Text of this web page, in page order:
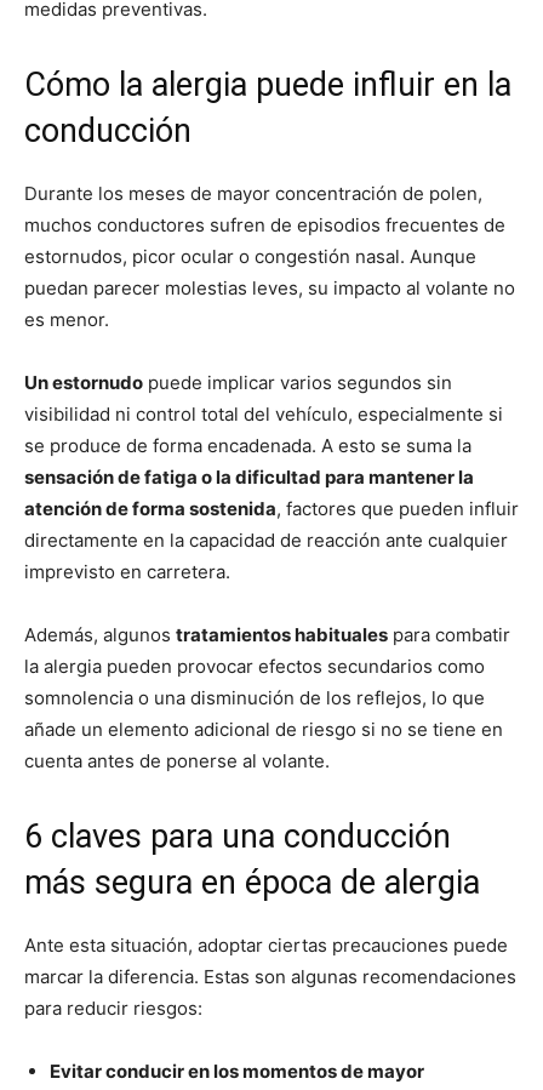
medidas preventivas.
Cómo la alergia puede influir en la
conducción
Durante los meses de mayor concentración de polen,
muchos conductores sufren de episodios frecuentes de
estornudos, picor ocular o congestión nasal. Aunque
puedan parecer molestias leves, su impacto al volante no
es menor.
Un estornudo puede implicar varios segundos sin
visibilidad ni control total del vehículo, especialmente si
se produce de forma encadenada. A esto se suma la
sensación de fatiga o la dificultad para mantener la
atención de forma sostenida, factores que pueden influir
directamente en la capacidad de reacción ante cualquier
imprevisto en carretera.
Además, algunos tratamientos habituales para combatir
la alergia pueden provocar efectos secundarios como
somnolencia o una disminución de los reflejos, lo que
añade un elemento adicional de riesgo si no se tiene en
cuenta antes de ponerse al volante.
6 claves para una conducción
más segura en época de alergia
Ante esta situación, adoptar ciertas precauciones puede
marcar la diferencia. Estas son algunas recomendaciones
para reducir riesgos:
Evitar conducir en los momentos de mayor